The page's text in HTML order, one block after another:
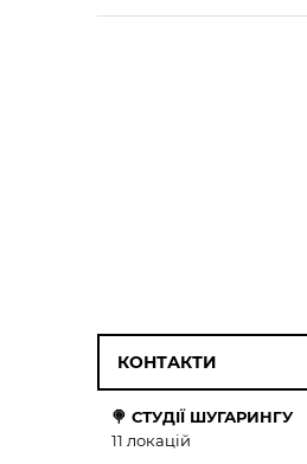
КОНТАКТИ
🍭 СТУДІЇ ШУГАРИНГУ
11 локацій